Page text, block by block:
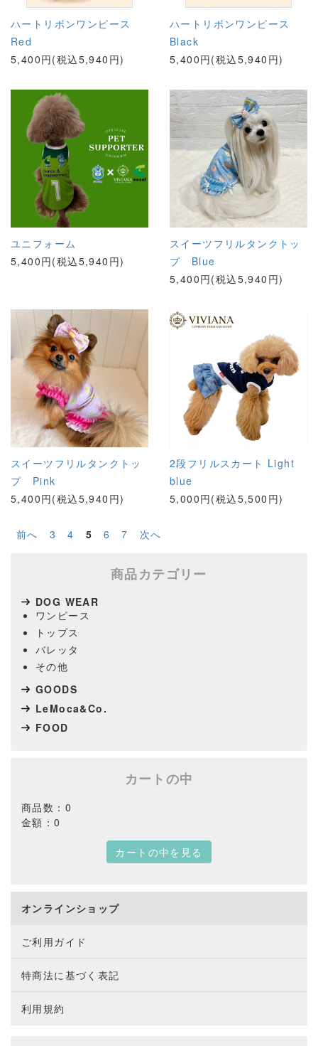
ハートリボンワンピース
Red
5,400円(税込5,940円)
ハートリボンワンピース
Black
5,400円(税込5,940円)
ユニフォーム
5,400円(税込5,940円)
スイーツフリルタンクトッ
プ Blue
5,400円(税込5,940円)
スイーツフリルタンクトッ
プ Pink
5,400円(税込5,940円)
2段フリルスカート Light
blue
5,000円(税込5,500円)
前へ 3 4 5 6 7 次へ
商品カテゴリー
DOG WEAR
ワンピース
トップス
バレッタ
その他
GOODS
LeMoca&Co.
FOOD
カートの中
商品数：0
金額：0
カートの中を見る
オンラインショップ
ご利用ガイド
特商法に基づく表記
利用規約